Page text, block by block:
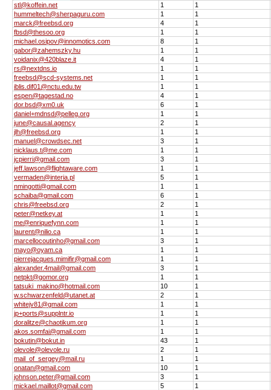
stl@koffein.net
1
1
hummeltech@sherpaguru.com
1
1
marck@freebsd.org
4
1
fbsd@thesoo.org
1
1
michael.osipov@innomotics.com
8
1
gabor@zahemszky.hu
1
1
voidanix@420blaze.it
4
1
rs@nextdns.io
1
1
freebsd@scd-systems.net
1
1
iblis.dif01@nctu.edu.tw
1
1
espen@tagestad.no
4
1
dor.bsd@xm0.uk
6
1
daniel+mdnsd@pelleg.org
1
1
june@causal.agency
2
1
jlh@freebsd.org
1
1
manuel@crowdsec.net
3
1
nicklaus.t@me.com
1
1
jcpierri@gmail.com
3
1
jeff.lawson@flightaware.com
1
1
vermaden@interia.pl
5
1
nmingotti@gmail.com
1
1
schaiba@gmail.com
6
1
chris@freebsd.org
2
1
peter@netkey.at
1
1
me@enriquefynn.com
1
1
laurent@nilio.ca
1
1
marcellocoutinho@gmail.com
3
1
mayo@oyam.ca
1
1
pierrejacques.mimifir@gmail.com
1
1
alexander.4mail@gmail.com
3
1
netpkt@gomor.org
1
1
tatsuki_makino@hotmail.com
10
1
w.schwarzenfeld@utanet.at
2
1
whitejv81@gmail.com
1
1
jp+ports@supplntr.io
1
1
doralitze@chaotikum.org
1
1
akos.somfai@gmail.com
1
1
bokutin@bokut.in
43
1
olevole@olevole.ru
2
1
mail_of_sergey@mail.ru
1
1
onatan@gmail.com
10
1
johnson.peter@gmail.com
3
1
mickael.maillot@gmail.com
5
1